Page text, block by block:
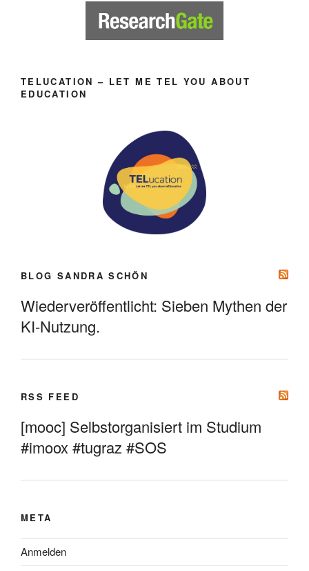
TELUCATION – LET ME TEL YOU ABOUT
EDUCATION
BLOG SANDRA SCHÖN
Wiederveröffentlicht: Sieben Mythen der
KI-Nutzung.
RSS FEED
[mooc] Selbstorganisiert im Studium
#imoox #tugraz #SOS
META
Anmelden